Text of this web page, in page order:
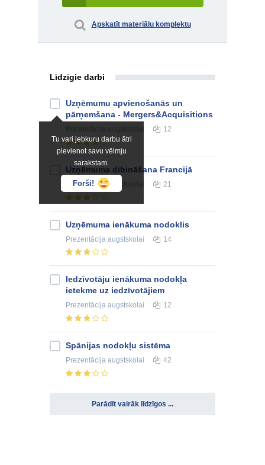
Apskatīt materiālu komplektu
Līdzīgie darbi
Tu vari jebkuru darbu ātri
pievienot savu vēlmju
sarakstam.
Forši!
Uzņēmumu apvienošanās un
pārņemšana - Mergers&Acquisitions
12
Uzņēmuma dibināšana Francijā
Prezentācijaaugstskolai 21
Uzņēmuma ienākuma nodoklis
Prezentācija augstskolai 14
Iedzīvotāju ienākuma nodokļa
ietekme uz iedzīvotājiem
Prezentācija augstskolai 12
Spānijas nodokļu sistēma
Prezentācija augstskolai 42
Parādīt vairāk līdzīgos ...